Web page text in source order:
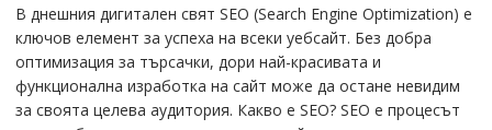
В днешния дигитален свят SEO (Search Engine Optimization) е
ключов елемент за успеха на всеки уебсайт. Без добра
оптимизация за търсачки, дори най-красивата и
функционална изработка на сайт може да остане невидим
за своята целева аудитория. Какво е SEO? SEO е процесът